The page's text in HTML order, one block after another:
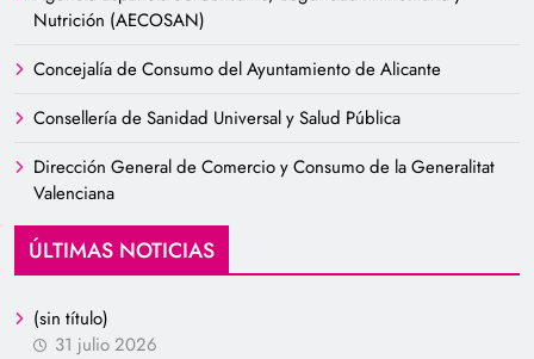
Nutrición (AECOSAN)
Concejalía de Consumo del Ayuntamiento de Alicante
Consellería de Sanidad Universal y Salud Pública
Dirección General de Comercio y Consumo de la Generalitat
Valenciana
ÚLTIMAS NOTICIAS
(sin título)
31 julio 2026